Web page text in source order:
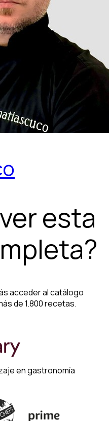
esta
acceder al catálogo
de 1.800 recetas.
en gastronomía